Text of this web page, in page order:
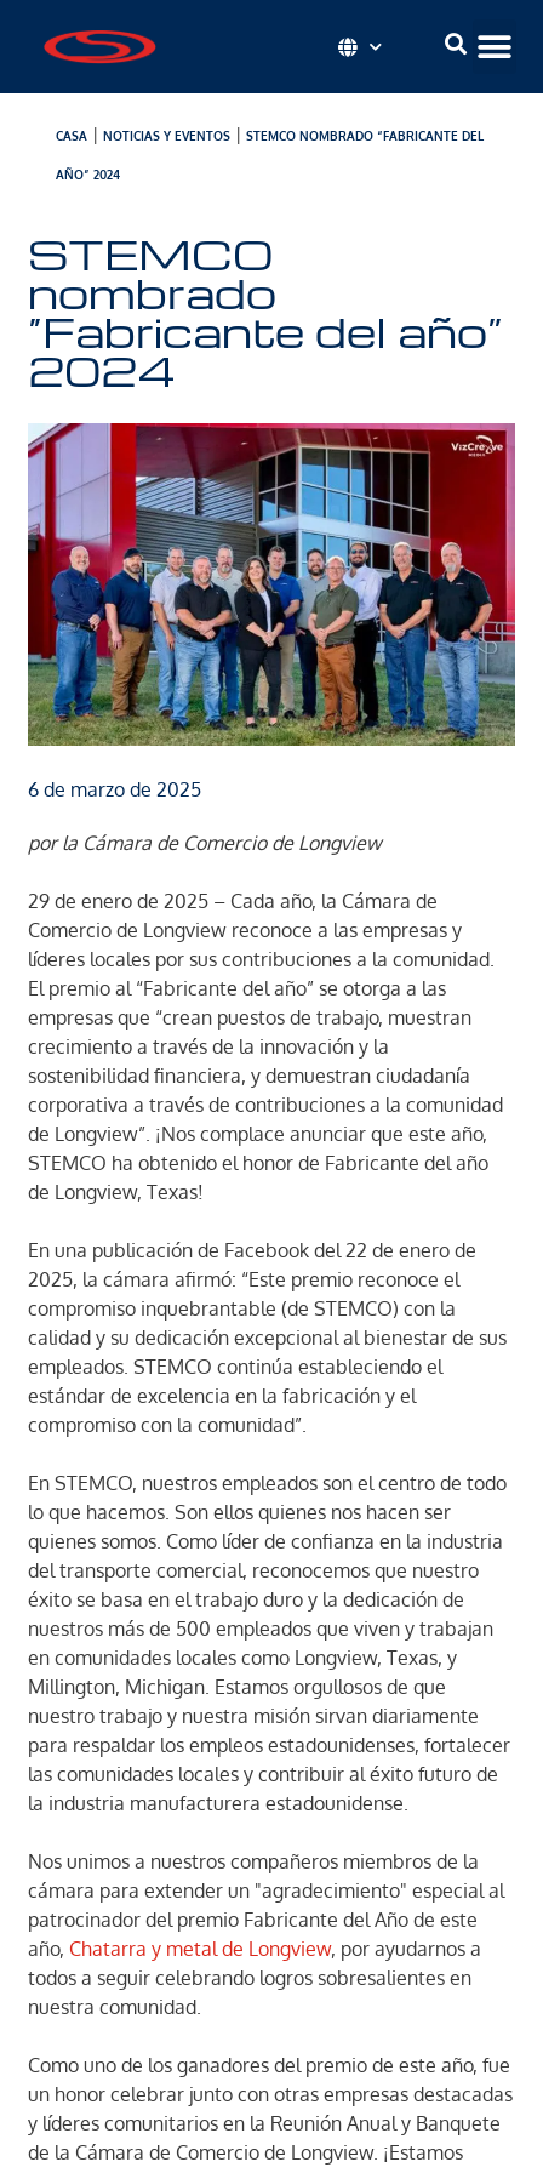
CASA| NOTICIAS Y EVENTOS| STEMCO NOMBRADO “FABRICANTE DEL
AÑO” 2024
STEMCO
nombrado
“Fabricante del año”
2024
6 de marzo de 2025
por la Cámara de Comercio de Longview
29 de enero de 2025 – Cada año, la Cámara de
Comercio de Longview reconoce a las empresas y
líderes locales por sus contribuciones a la comunidad.
El premio al “Fabricante del año” se otorga a las
empresas que “crean puestos de trabajo, muestran
crecimiento a través de la innovación y la
sostenibilidad financiera, y demuestran ciudadanía
corporativa a través de contribuciones a la comunidad
de Longview”. ¡Nos complace anunciar que este año,
STEMCO ha obtenido el honor de Fabricante del año
de Longview, Texas!
En una publicación de Facebook del 22 de enero de
2025, la cámara afirmó: “Este premio reconoce el
compromiso inquebrantable (de STEMCO) con la
calidad y su dedicación excepcional al bienestar de sus
empleados. STEMCO continúa estableciendo el
estándar de excelencia en la fabricación y el
compromiso con la comunidad”.
En STEMCO, nuestros empleados son el centro de todo
lo que hacemos. Son ellos quienes nos hacen ser
quienes somos. Como líder de confianza en la industria
del transporte comercial, reconocemos que nuestro
éxito se basa en el trabajo duro y la dedicación de
nuestros más de 500 empleados que viven y trabajan
en comunidades locales como Longview, Texas, y
Millington, Michigan. Estamos orgullosos de que
nuestro trabajo y nuestra misión sirvan diariamente
para respaldar los empleos estadounidenses, fortalecer
las comunidades locales y contribuir al éxito futuro de
la industria manufacturera estadounidense.
Nos unimos a nuestros compañeros miembros de la
cámara para extender un "agradecimiento" especial al
patrocinador del premio Fabricante del Año de este
año, Chatarra y metal de Longview, por ayudarnos a
todos a seguir celebrando logros sobresalientes en
nuestra comunidad.
Como uno de los ganadores del premio de este año, fue
un honor celebrar junto con otras empresas destacadas
y líderes comunitarios en la Reunión Anual y Banquete
de la Cámara de Comercio de Longview. ¡Estamos